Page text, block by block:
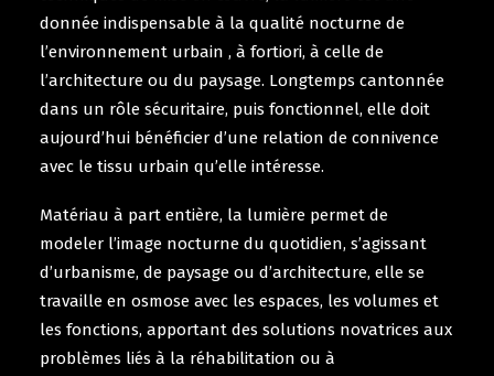
donnée indispensable à la qualité nocturne de
l’environnement urbain , à fortiori, à celle de
l’architecture ou du paysage. Longtemps cantonnée
dans un rôle sécuritaire, puis fonctionnel, elle doit
aujourd’hui bénéficier d’une relation de connivence
avec le tissu urbain qu’elle intéresse.
Matériau à part entière, la lumière permet de
modeler l’image nocturne du quotidien, s’agissant
d’urbanisme, de paysage ou d’architecture, elle se
travaille en osmose avec les espaces, les volumes et
les fonctions, apportant des solutions novatrices aux
problèmes liés à la réhabilitation ou à